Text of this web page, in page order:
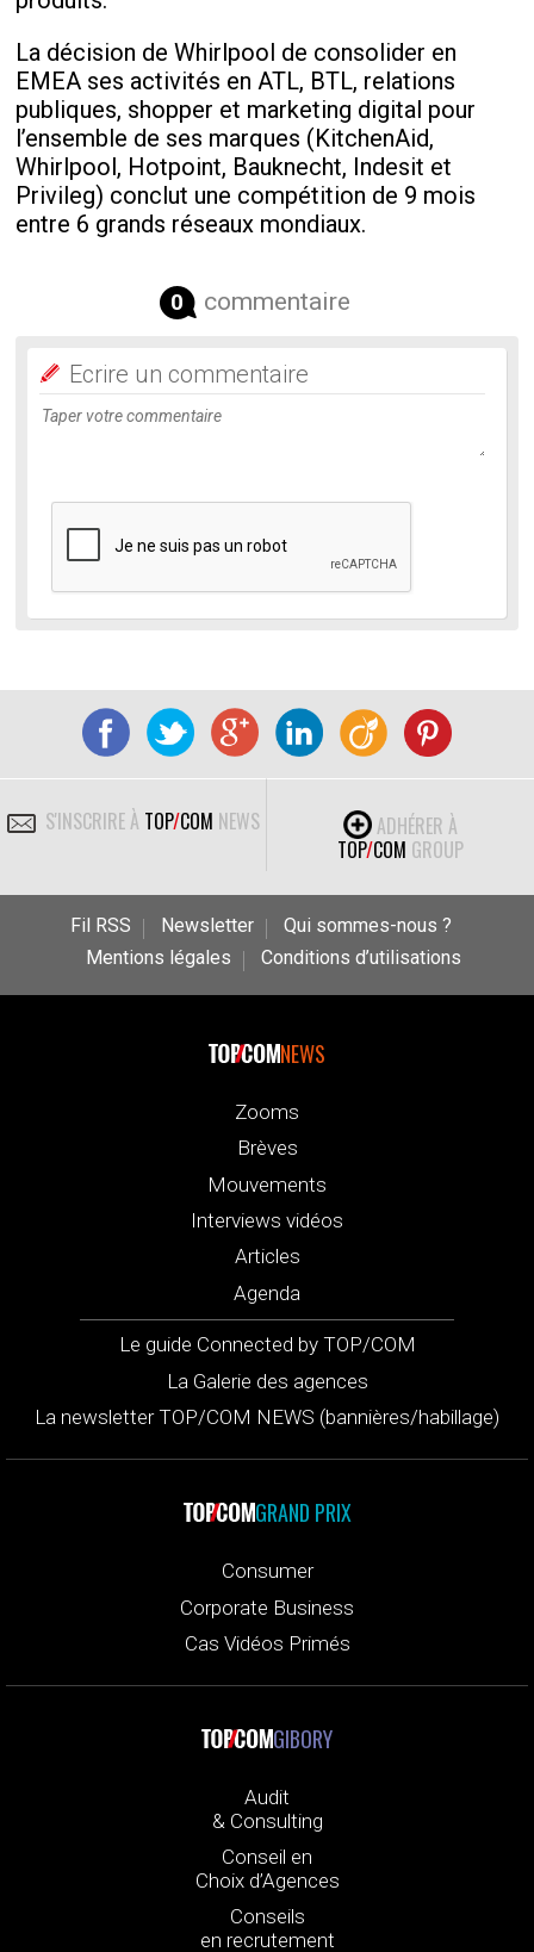
La décision de Whirlpool de consolider en
EMEA ses activités en ATL, BTL, relations
publiques, shopper et marketing digital pour
l’ensemble de ses marques (KitchenAid,
Whirlpool, Hotpoint, Bauknecht, Indesit et
Privileg) conclut une compétition de 9 mois
entre 6 grands réseaux mondiaux.
0 commentaire
Ecrire un commentaire
S'INSCRIRE À TOP/COM NEWS
ADHÉRER À
TOP/COM GROUP
Fil RSS Newsletter
Qui sommes-nous ?
Mentions légales
Conditions d’utilisations
NEWS
Zooms
Brèves
Mouvements
Interviews vidéos
Articles
Agenda
Le guide Connected by TOP/COM
La Galerie des agences
La newsletter TOP/COM NEWS (bannières/habillage)
GRAND PRIX
Consumer
Corporate Business
Cas Vidéos Primés
GIBORY
Audit
& Consulting
Conseil en
Choix d’Agences
Conseils
en recrutement